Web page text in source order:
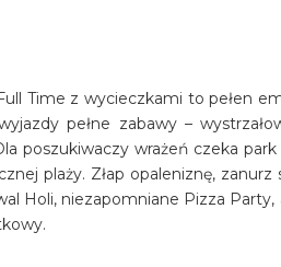
Time z wycieczkami to pełen
pełne zabawy –
poszukiwaczy wrażeń czeka
plaży. Złap opaleniznę,
Holi, niezapomniane Pizza